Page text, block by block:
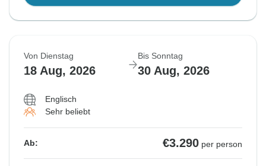
Von Dienstag
18 Aug, 2026
Bis Sonntag
30 Aug, 2026
Englisch
Sehr beliebt
Ab: €3.290 per person